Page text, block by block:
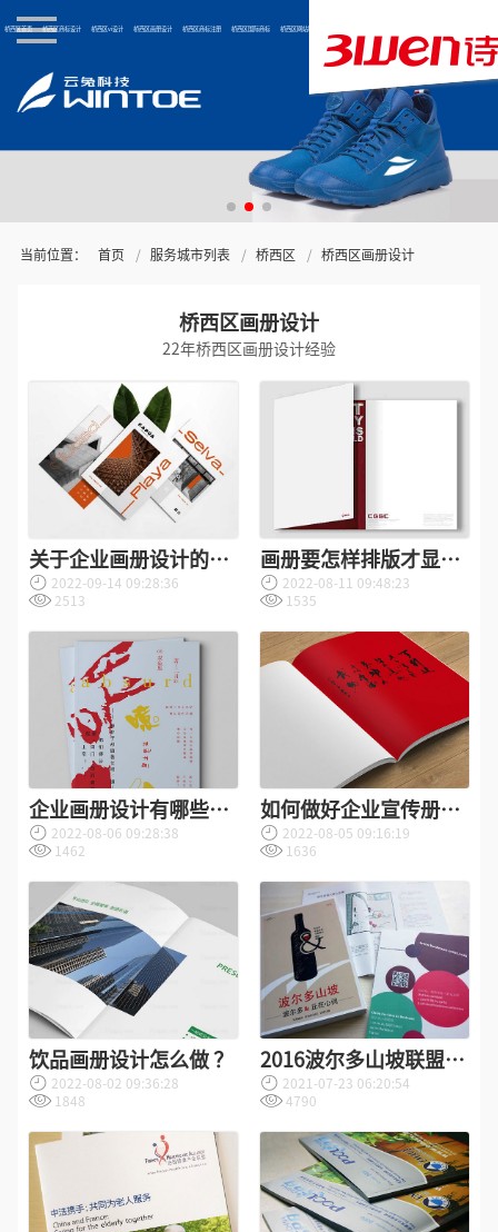
桥西区首页 桥西区商标设计 桥西区vi设计 桥西区画册设计 桥西区商标注册 桥西区国际商标 桥西区网站制作
当前位置： 首页 服务城市列表 桥西区 桥西区画册设计
桥西区画册设计
22年桥西区画册设计经验
关于企业画册设计的流
程详解
2022-09-14 09:28:36
2513
画册要怎样排版才显得
高端大气？
2022-08-11 09:48:23
1535
企业画册设计有哪些用
途？2022-08-06 09:28:38
1462
如何做好企业宣传册设
计？2022-08-05 09:16:19
1636
饮品画册设计怎么做 ？
2022-08-02 09:36:28
1848
2016波尔多山坡联盟-
厦门大师班
2021-07-23 06:20:54
4790